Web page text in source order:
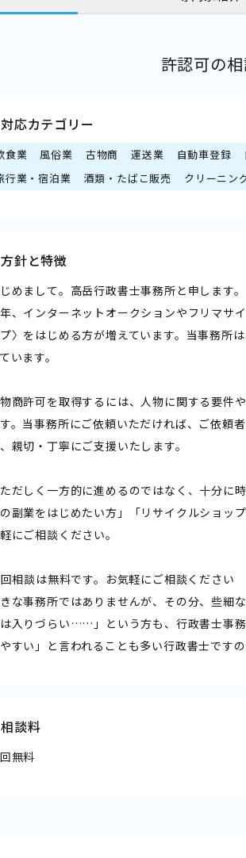
許認可の
対応カテゴリー
食業 風俗業 古物商 運送業 自動車登録
行業・宿泊業
酒類・たばこ販売 クリーニン
方針と特徴
めまして。高岳行政書士事務所と申します。
、インターネットオークションやフリマサ
〉をはじめる方が増えています。当事務所
います。
商許可を取得するには、人物に関する要件
。当事務所にご依頼いただければ、ご依頼
親切・丁寧にご支援いたします。
だしく一方的に進めるのではなく、十分に
副業をはじめたい方」「リサイクルショッ
にご相談ください。
回相談は無料です。お気軽にご相談ください――
な事務所ではありませんが、その分、些細
入りづらい……」という方も、行政書士事
すい」と言われることも多い行政書士です
相談料
無料